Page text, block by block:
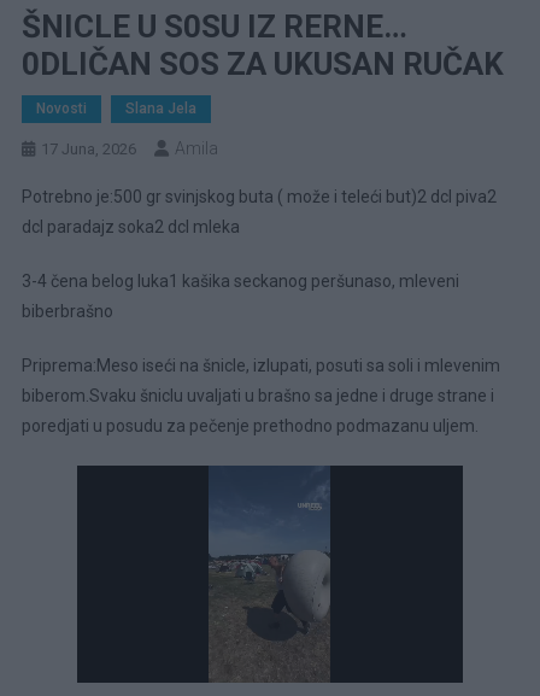
ŠNICLE U S0SU IZ RERNE…
0DLIČAN SOS ZA UKUSAN RUČAK
Novosti Slana Jela
17 Juna, 2026 Amila
Potrebno je:500 gr svinjskog buta ( može i teleći but)2 dcl piva2
dcl paradajz soka2 dcl mleka
3-4 čena belog luka1 kašika seckanog peršunaso, mleveni
biberbrašno
Priprema:Meso iseći na šnicle, izlupati, posuti sa soli i mlevenim
biberom.Svaku šniclu uvaljati u brašno sa jedne i druge strane i
poredjati u posudu za pečenje prethodno podmazanu uljem.